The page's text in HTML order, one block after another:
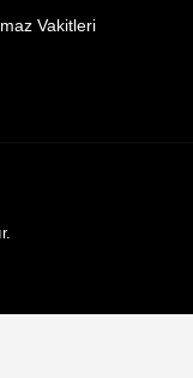
Vakitleri